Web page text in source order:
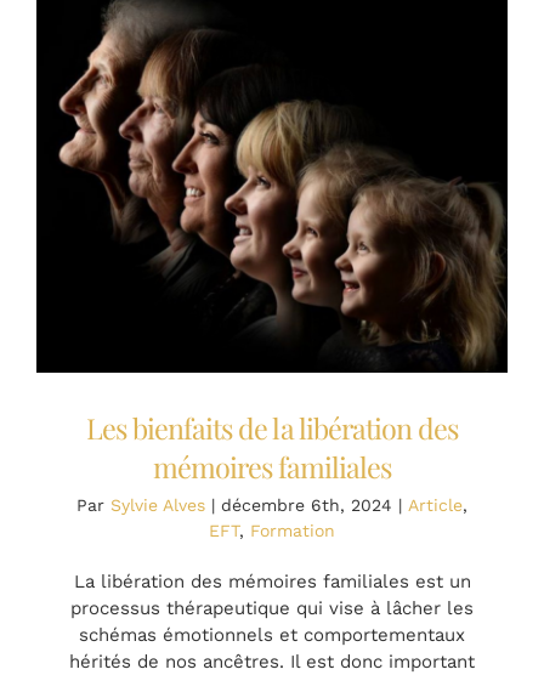
Les bienfaits de la libération des
mémoires familiales
Par Sylvie Alves | décembre 6th, 2024 | Article,
EFT, Formation
La libération des mémoires familiales est un
processus thérapeutique qui vise à lâcher les
schémas émotionnels et comportementaux
hérités de nos ancêtres. Il est donc important